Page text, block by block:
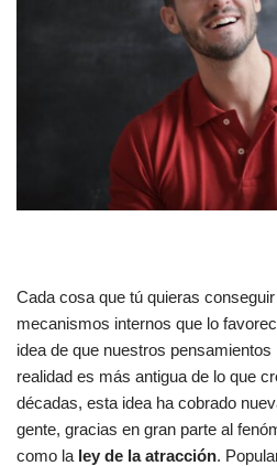
Cada cosa que tú quieras
mecanismos internos que lo
idea de que nuestros
realidad es más antigua de lo que
décadas, esta idea ha cobrado
gente, gracias en gran parte al
como la ley de la atracción.